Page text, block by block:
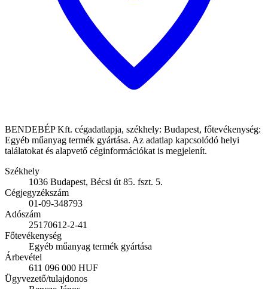
BENDEBÉP Kft. cégadatlapja, székhely: Budapest, főtevékenység:
Egyéb műanyag termék gyártása. Az adatlap kapcsolódó helyi
találatokat és alapvető céginformációkat is megjelenít.
Székhely
1036 Budapest, Bécsi út 85. fszt. 5.
Cégjegyzékszám
01-09-348793
Adószám
25170612-2-41
Főtevékenység
Egyéb műanyag termék gyártása
Árbevétel
611 096 000 HUF
Ügyvezető/tulajdonos